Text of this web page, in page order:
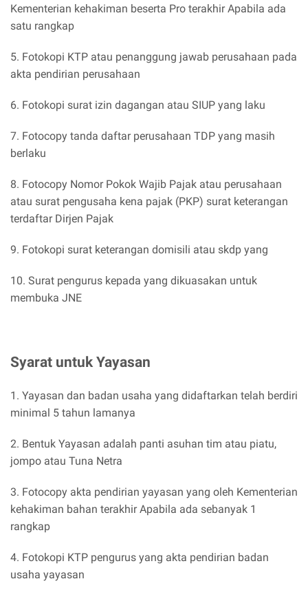
Kementerian kehakiman beserta Pro terakhir Apabila ada
satu rangkap
5. Fotokopi KTP atau penanggung jawab perusahaan pada
akta pendirian perusahaan
6. Fotokopi surat izin dagangan atau SIUP yang laku
7. Fotocopy tanda daftar perusahaan TDP yang masih
berlaku
8. Fotocopy Nomor Pokok Wajib Pajak atau perusahaan
atau surat pengusaha kena pajak (PKP) surat keterangan
terdaftar Dirjen Pajak
9. Fotokopi surat keterangan domisili atau skdp yang
10. Surat pengurus kepada yang dikuasakan untuk
membuka JNE
Syarat untuk Yayasan
1. Yayasan dan badan usaha yang didaftarkan telah berdiri
minimal 5 tahun lamanya
2. Bentuk Yayasan adalah panti asuhan tim atau piatu,
jompo atau Tuna Netra
3. Fotocopy akta pendirian yayasan yang oleh Kementerian
kehakiman bahan terakhir Apabila ada sebanyak 1
rangkap
4. Fotokopi KTP pengurus yang akta pendirian badan
usaha yayasan